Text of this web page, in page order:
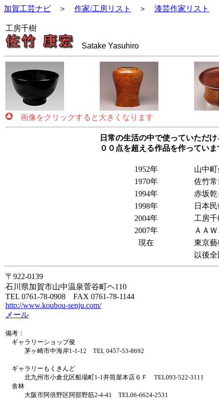
加賀工芸ナビ ＞ 作家/工房リスト ＞ 漆芸作家リスト
工房千樹
Satake Yasuhiro
画像をクリックすると大きくなります
日常の生活の中で使っていただ
００点を超える作品を作ってい
1952年
山中
1970年
佐竹
1994年
赤坂
1998年
日本
2004年
工房
2007年
ＡＡ
現在
東京
以後
〒922-0139
石川県加賀市山中温泉菅谷町ヘ110
TEL 0761-78-0908 FAX 0761-78-1144
http://www.koubou-senju.com/
メール
備考：
ギャラリーショップ俊
茅ヶ崎市中海岸1-1-12 TEL 0457-53-8692
ギャラリーもくきんど
北九州市小倉北区船場町1-1井筒屋本店６Ｆ TEL093-522-3111
舎林
大阪市阿倍野区阿部野筋2-4-41 TEL06-6624-2531